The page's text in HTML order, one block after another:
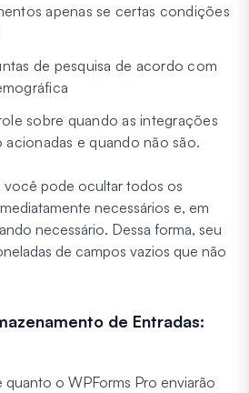
apenas se certas condições
de pesquisa de acordo com
sobre quando as integrações
acionadas e quando não são.
você pode ocultar todos os
necessários e, em
necessário. Dessa forma, seu
de campos vazios que não
de Entradas:
quanto o WPForms Pro enviarão